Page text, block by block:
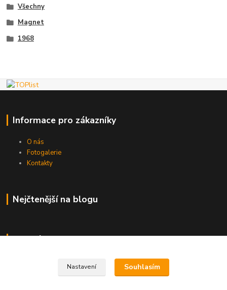
Všechny
Magnet
1968
Informace pro zákazníky
O nás
Fotogalerie
Kontakty
Nejčtenější na blogu
Kde nás najdete
Nastavení Souhlasím